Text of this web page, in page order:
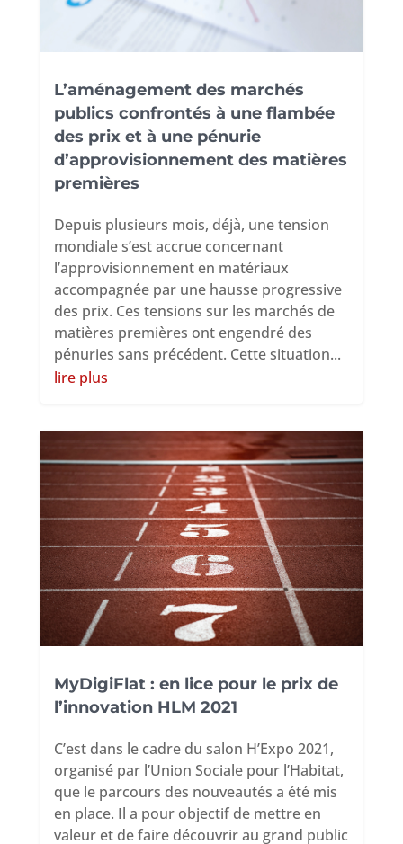
L’aménagement des marchés
publics confrontés à une flambée
des prix et à une pénurie
d’approvisionnement des matières
premières
Depuis plusieurs mois, déjà, une tension
mondiale s’est accrue concernant
l’approvisionnement en matériaux
accompagnée par une hausse progressive
des prix. Ces tensions sur les marchés de
matières premières ont engendré des
pénuries sans précédent. Cette situation...
lire plus
MyDigiFlat : en lice pour le prix de
l’innovation HLM 2021
C’est dans le cadre du salon H’Expo 2021,
organisé par l’Union Sociale pour l’Habitat,
que le parcours des nouveautés a été mis
en place. Il a pour objectif de mettre en
valeur et de faire découvrir au grand public